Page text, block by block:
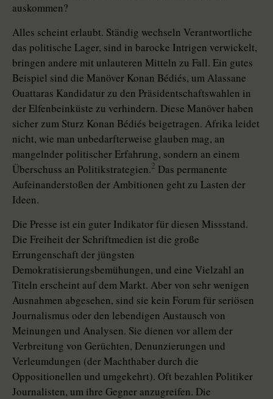
auskommen?
Alles scheint erlaubt. Ständig wechseln Verantwortliche
das politische Lager, sind in barocke Intrigen verwickelt,
bringen andere mit unlauteren Mitteln zu Fall. Ein gutes
Beispiel sind die Manöver Konan Bédiés, um Alassane
Ouattaras Kandidatur zu den Präsidentschaftswahlen in
der Elfenbeinküste zu verhindern. Diese Manöver haben
sicher zum Sturz Konan Bédiés beigetragen. Afrika leidet
nicht, wie man unbedarfterweise glauben mag, an
mangelnder politischer Erfahrung, sondern an einem
Überschuss an Politikstrategien.2 Das permanente
Aufeinanderstoßen der Ambitionen geht zu Lasten der
Ideen.
Die Presse ist ein guter Indikator für diesen Missstand.
Die Freiheit der Schriftmedien ist die große
Errungenschaft der jüngsten
Demokratisierungsbemühungen, und eine Vielzahl an
Titeln erscheint auf dem Markt. Aber von sehr wenigen
Ausnahmen abgesehen, sind sie kein Forum für seriösen
Journalismus oder den lebendigen Austausch von
Meinungen und Analysen. Sie dienen vor allem der
Verbreitung von Gerüchten, Denunzierungen und
Verleumdungen (der Machthaber durch die
Oppositionellen und umgekehrt). Oft bezahlen Politiker
Journalisten, um ihre Gegner anzugreifen. Die